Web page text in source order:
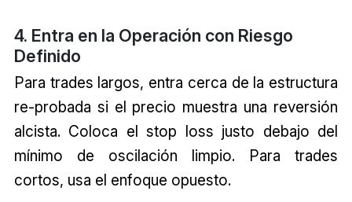
4. Entra en la Operación con Riesgo
Definido
Para trades largos, entra cerca de la estructura
re-probada si el precio muestra una reversión
alcista. Coloca el stop loss justo debajo del
mínimo de oscilación limpio. Para trades
cortos, usa el enfoque opuesto.